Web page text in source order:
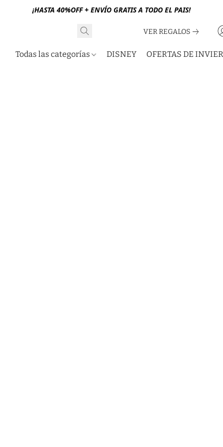
¡HASTA 40%OFF + ENVÍO GRATIS A TODO EL PAIS!
VER REGALOS
Todas las categorías DISNEY OFERTAS DE